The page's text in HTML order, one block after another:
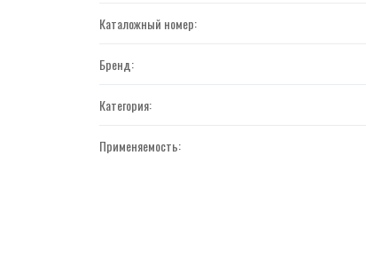
Каталожный номер:
Бренд:
Категория:
Применяемость: